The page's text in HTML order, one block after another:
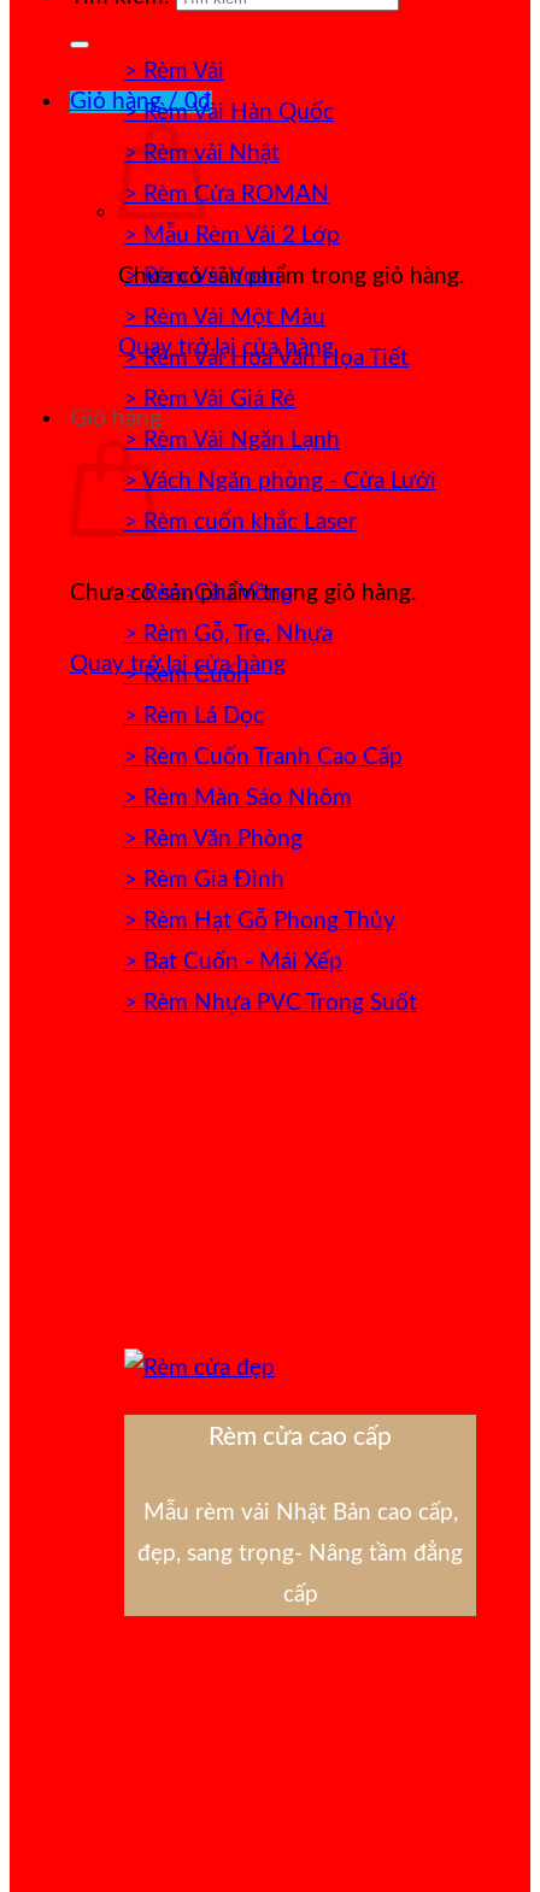
Giỏ hàng /0₫
Chưa có sản phẩm trong giỏ hàng.
Quay trở lại cửa hàng
Giỏ hàng
Chưa có sản phẩm trong giỏ hàng.
Quay trở lại cửa hàng
> Rèm Vải
> Rèm Vải Hàn Quốc
> Rèm vải Nhật
> Rèm Cửa ROMAN
> Mẫu Rèm Vải 2 Lớp
> Rèm Vải Voan
> Rèm Vải Một Màu
> Rèm Vải Hoa Văn Họa Tiết
> Rèm Vải Giá Rẻ
> Rèm Vải Ngăn Lạnh
> Vách Ngăn phòng - Cửa Lưới
> Rèm cuốn khắc Laser
> Rèm Cầu Vồng
> Rèm Gỗ, Tre, Nhựa
> Rèm Cuốn
> Rèm Lá Dọc
> Rèm Cuốn Tranh Cao Cấp
> Rèm Màn Sáo Nhôm
> Rèm Văn Phòng
> Rèm Gia Đình
> Rèm Hạt Gỗ Phong Thủy
> Bạt Cuốn - Mái Xếp
> Rèm Nhựa PVC Trong Suốt
Rèm cửa cao cấp
Mẫu rèm vải Nhật Bản cao cấp,
đẹp, sang trọng- Nâng tầm đẳng
cấp